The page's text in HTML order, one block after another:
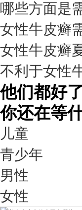
预约量
6821
疗效满意
98%
我要咨询
擅长： 王艳琼 门诊主任 专家
哪些方面是
女性牛皮癣
女性牛皮癣
不利于女性
他们都好
你还在等
儿童
青少年
男性
女性